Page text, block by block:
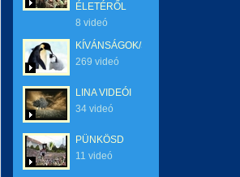
ÉLETÉRŐL
8 videó
KÍVÁNSÁGOK/SZERETET
269 videó
LINA VIDEÓI
34 videó
PÜNKÖSD
11 videó